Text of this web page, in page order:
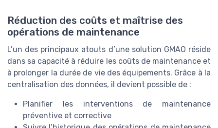
Réduction des coûts et maîtrise des
opérations de maintenance
L’un des principaux atouts d’une solution GMAO réside
dans sa capacité à réduire les coûts de maintenance et
à prolonger la durée de vie des équipements. Grâce à la
centralisation des données, il devient possible de :
Planifier les interventions de maintenance
préventive et corrective